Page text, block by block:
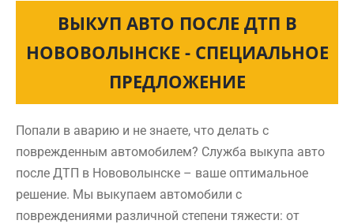
ВЫКУП АВТО ПОСЛЕ ДТП В
НОВОВОЛЫНСКЕ - СПЕЦИАЛЬНОЕ
ПРЕДЛОЖЕНИЕ
Попали в аварию и не знаете, что делать с
поврежденным автомобилем? Служба выкупа авто
после ДТП в Нововолынске – ваше оптимальное
решение. Мы выкупаем автомобили с
повреждениями различной степени тяжести: от